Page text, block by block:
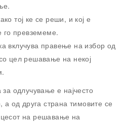
тој ке се реши, и кој е
го превземеме.
вклучува правење на избор од
цел решавање на некој
одлучување е најчесто
од друга страна тимовите се
на решавање на